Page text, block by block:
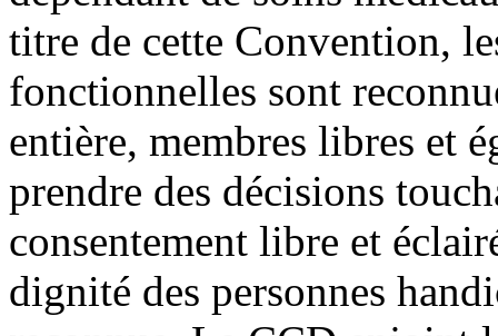
titre de cette Convention,
fonctionnelles sont
entière, membres libres et
prendre des décisions
consentement libre et
dignité des personnes